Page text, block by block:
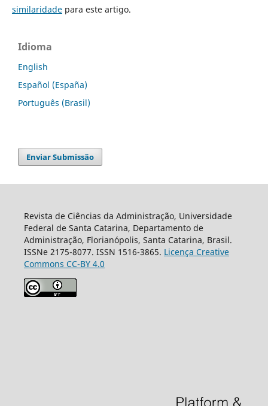
similaridadepara este artigo.
Idioma
English
Español (España)
Português (Brasil)
Enviar Submissão
Revista de Ciências da Administração, Universidade
Federal de Santa Catarina, Departamento de
Administração, Florianópolis, Santa Catarina, Brasil.
ISSNe 2175-8077. ISSN 1516-3865. Licença Creative
Commons CC-BY 4.0